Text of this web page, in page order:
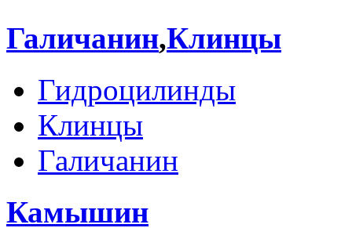
Галичанин,Клинцы
Гидроцилинды
Клинцы
Галичанин
Камышин